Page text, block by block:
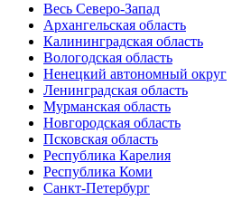
Весь Северо-Запад
Архангельская область
Калининградская область
Вологодская область
Ненецкий автономный округ
Ленинградская область
Мурманская область
Новгородская область
Псковская область
Республика Карелия
Республика Коми
Санкт-Петербург